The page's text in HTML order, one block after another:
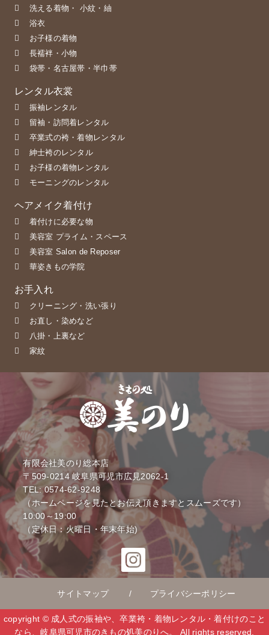
洗える着物・ 小紋・紬
浴衣
お子様の着物
長襦袢・小物
袋帯・名古屋帯・半巾帯
レンタル衣裳
振袖レンタル
留袖・訪問着レンタル
卒業式の袴・着物レンタル
紳士袴のレンタル
お子様の着物レンタル
モーニングのレンタル
ヘアメイク着付け
着付けに必要な物
美容室 プライム・スペース
美容室 Salon de Reposer
華姿きもの学院
お手入れ
クリーニング・洗い張り
お直し・染めなど
八掛・上裏など
家紋
有限会社美のり総本店
〒509-0214 岐阜県可児市広見2062-1
TEL: 0574-62-9248
（ホームページを見たとお伝え頂きますとスムーズです）
10:00～19:00
（定休日：火曜日・年末年始)
サイトマップ プライバシーポリシー
copyright © 成人式の振袖や、卒業袴・着物レンタル・着付けのこと
なら、岐阜県可児市のきもの処美のりへ。 All rights reserved.